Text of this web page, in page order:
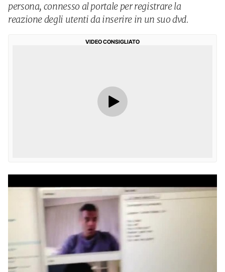
persona, connesso al portale per registrare la
reazione degli utenti da inserire in un suo dvd.
VIDEO CONSIGLIATO